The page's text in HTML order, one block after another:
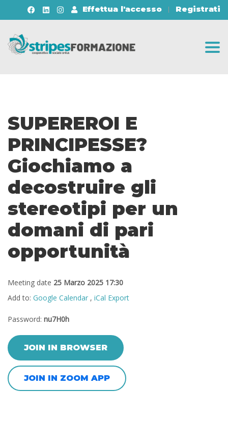
Effettua l'accesso Registrati
SUPEREROI E
PRINCIPESSE?
Giochiamo a
decostruire gli
stereotipi per un
domani di pari
opportunità
Meeting date 25 Marzo 2025 17:30
Add to: Google Calendar , iCal Export
Password: nu7H0h
JOIN IN BROWSER
JOIN IN ZOOM APP